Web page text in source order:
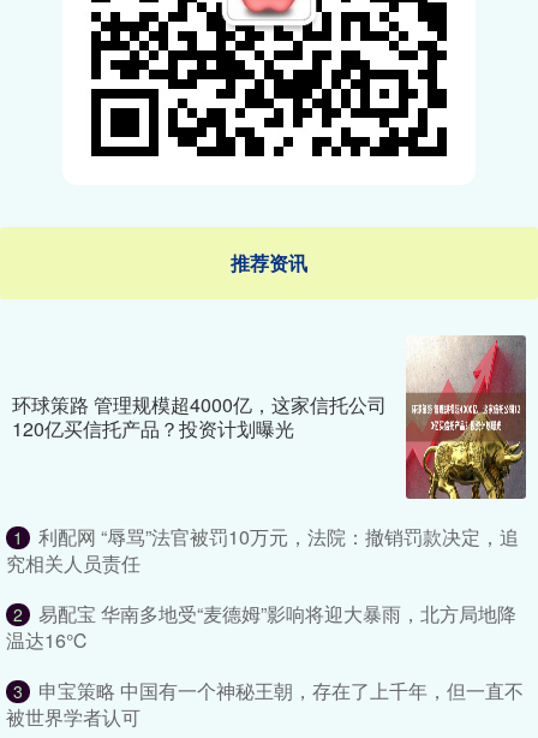
推荐资讯
环球策路 管理规模超4000亿，这家信托公司
120亿买信托产品？投资计划曝光
1
利配网 “辱骂”法官被罚10万元，法院：撤销罚款决定，追
究相关人员责任
2
易配宝 华南多地受“麦德姆”影响将迎大暴雨，北方局地降
温达16℃
3
申宝策略 中国有一个神秘王朝，存在了上千年，但一直不
被世界学者认可